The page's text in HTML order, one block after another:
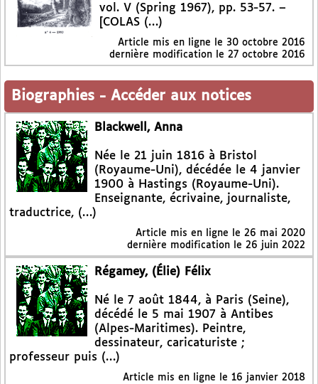
vol. V (Spring 1967), pp. 53-57. –
[COLAS (…)
Article mis en ligne le 30 octobre 2016
dernière modification le 27 octobre 2016
Biographies - Accéder aux notices
Blackwell, Anna
Née le 21 juin 1816 à Bristol
(Royaume-Uni), décédée le 4 janvier
1900 à Hastings (Royaume-Uni).
Enseignante, écrivaine, journaliste,
traductrice, (…)
Article mis en ligne le 26 mai 2020
dernière modification le 26 juin 2022
Régamey, (Élie) Félix
Né le 7 août 1844, à Paris (Seine),
décédé le 5 mai 1907 à Antibes
(Alpes-Maritimes). Peintre,
dessinateur, caricaturiste ;
professeur puis (…)
Article mis en ligne le 16 janvier 2018